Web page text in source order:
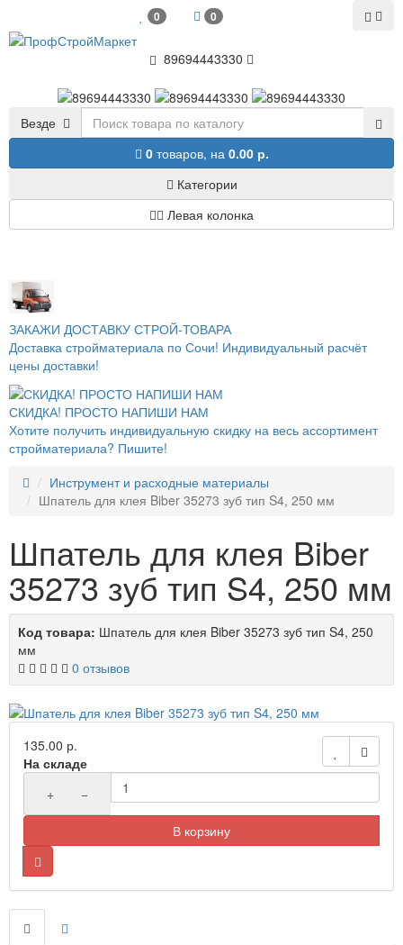
0 0
89694443330
Везде
0товаров, на 0.00 р.
Категории
Левая колонка
ЗАКАЖИ ДОСТАВКУ СТРОЙ-ТОВАРА
Доставка стройматериала по Сочи! Индивидуальный расчёт
цены доставки!
СКИДКА! ПРОСТО НАПИШИ НАМ
Хотите получить индивидуальную скидку на весь ассортимент
стройматериала? Пишите!
Инструмент и расходные материалы
Шпатель для клея Biber 35273 зуб тип S4, 250 мм
Шпатель для клея Biber
35273 зуб тип S4, 250 мм
Код товара: Шпатель для клея Biber 35273 зуб тип S4, 250
мм
0 отзывов
135.00 р.
На складе
+
−
В корзину